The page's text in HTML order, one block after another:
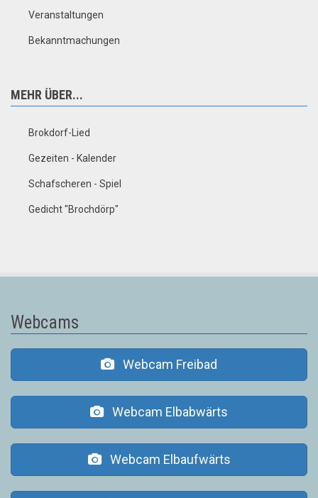
Veranstaltungen
Bekanntmachungen
MEHR ÜBER...
Brokdorf-Lied
Gezeiten - Kalender
Schafscheren - Spiel
Gedicht "Brochdörp"
Webcams
Webcam Freibad
Webcam Elbabwärts
Webcam Elbaufwärts